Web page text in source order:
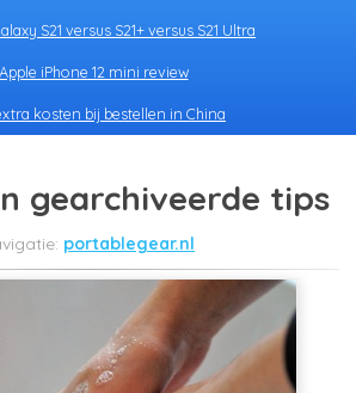
S21 versus S21+ versus S21 Ultra
Apple iPhone 12 mini review
kosten bij bestellen in China
gearchiveerde tips
portablegear.nl